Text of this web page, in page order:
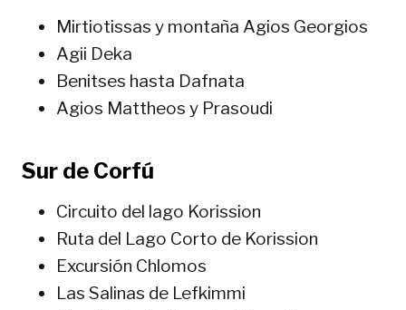
Mirtiotissas y montaña Agios Georgios
Agii Deka
Benitses hasta Dafnata
Agios Mattheos y Prasoudi
Sur de Corfú
Circuito del lago Korission
Ruta del Lago Corto de Korission
Excursión Chlomos
Las Salinas de Lefkimmi